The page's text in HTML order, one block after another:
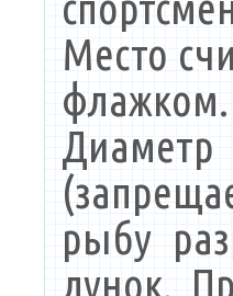
Место
рыбу
лунок.